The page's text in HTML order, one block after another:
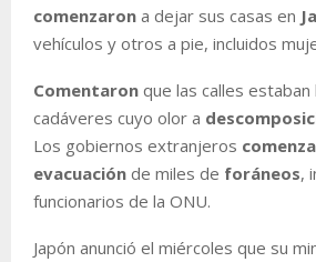
comenzaron a dejar sus casas en
vehículos y otros a pie, incluidos
Comentaron que las calles estaban
cadáveres cuyo olor a
Los gobiernos extranjeros
evacuación de miles de foráneos,
funcionarios de la ONU.
Japón anunció el miércoles que su